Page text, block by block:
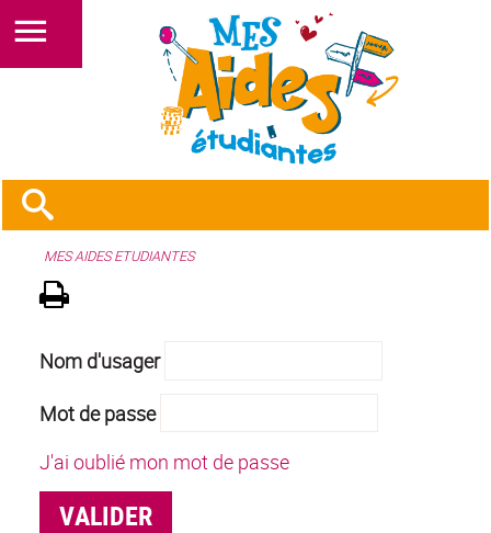
MES AIDES ETUDIANTES
Nom d'usager
Mot de passe
J'ai oublié mon mot de passe